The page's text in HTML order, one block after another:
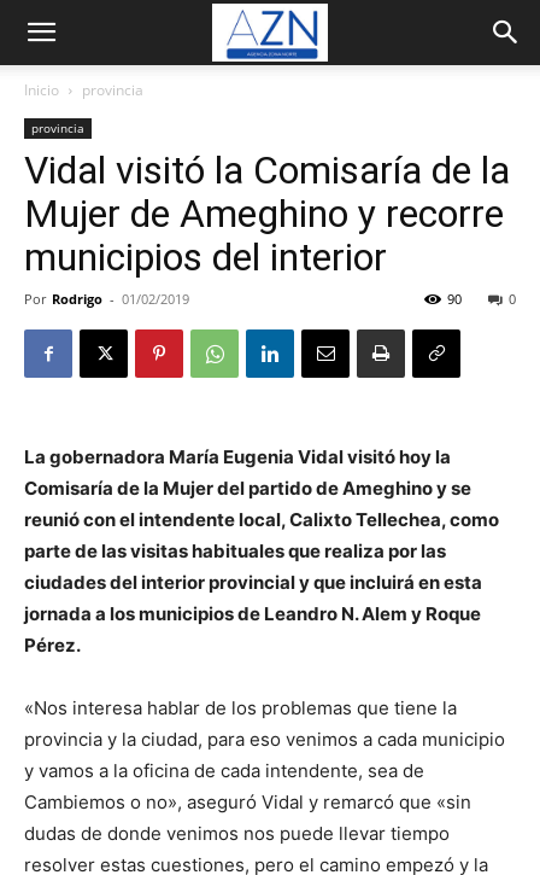
Inicio provincia
provincia
Vidal visitó la Comisaría de la
Mujer de Ameghino y recorre
municipios del interior
Por Rodrigo - 01/02/2019 0
90
La gobernadora María Eugenia Vidal visitó hoy la
Comisaría de la Mujer del partido de Ameghino y se
reunió con el intendente local, Calixto Tellechea, como
parte de las visitas habituales que realiza por las
ciudades del interior provincial y que incluirá en esta
jornada a los municipios de Leandro N. Alem y Roque
Pérez.
«Nos interesa hablar de los problemas que tiene la
provincia y la ciudad, para eso venimos a cada municipio
y vamos a la oficina de cada intendente, sea de
Cambiemos o no», aseguró Vidal y remarcó que «sin
dudas de donde venimos nos puede llevar tiempo
resolver estas cuestiones, pero el camino empezó y la